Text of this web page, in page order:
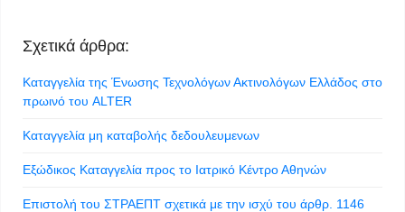
Σχετικά άρθρα:
Καταγγελία της Ένωσης Τεχνολόγων Ακτινολόγων Ελλάδος στο
πρωινό του ALTER
Καταγγελία μη καταβολής δεδουλευμενων
Εξώδικος Καταγγελία προς το Ιατρικό Κέντρο Αθηνών
Επιστολή του ΣΤΡΑΕΠΤ σχετικά με την ισχύ του άρθρ. 1146